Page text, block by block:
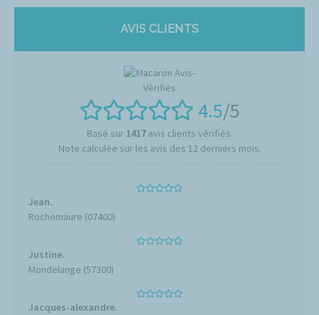
AVIS CLIENTS
4.5/5
Basé sur 1417avis clients vérifiés.
Note calculée sur les avis des 12 derniers mois.
Jean.
Rochemaure (07400)
Justine.
Mondelange (57300)
Jacques-alexandre.